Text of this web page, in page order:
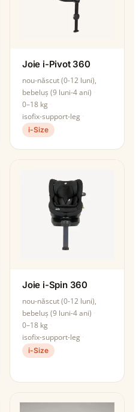
Joie i-Pivot 360
nou-născut (0-12 luni),
bebeluș (9 luni-4 ani)
0–18 kg
isofix-support-leg
i-Size
Joie i-Spin 360
nou-născut (0-12 luni),
bebeluș (9 luni-4 ani)
0–18 kg
isofix-support-leg
i-Size